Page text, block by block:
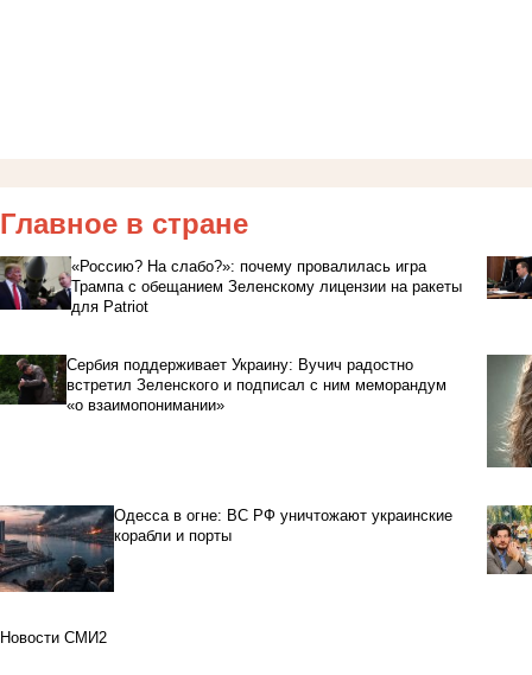
Главное в стране
«Россию? На слабо?»: почему провалилась игра
Трампа с обещанием Зеленскому лицензии на ракеты
для Patriot
Сербия поддерживает Украину: Вучич радостно
встретил Зеленского и подписал с ним меморандум
«о взаимопонимании»
Одесса в огне: ВС РФ уничтожают украинские
корабли и порты
Новости СМИ2